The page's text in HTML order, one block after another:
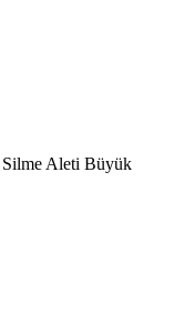
Aleti Büyük